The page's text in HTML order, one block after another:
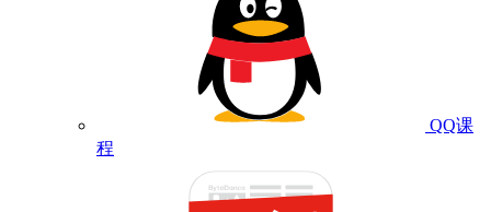
QQ课
程